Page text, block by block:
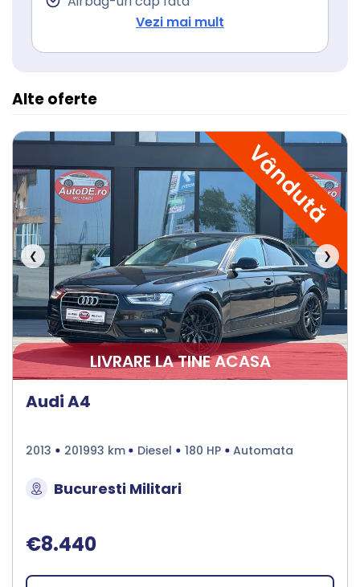
Airbag lateral șofer si pasager
Vezi mai mult
Alte oferte
Vândută
❮ ❯
LIVRARE LA TINE ACASA
Audi A4
2013 201993 km Diesel 180 HP Automata
Bucuresti Militari
€8.440